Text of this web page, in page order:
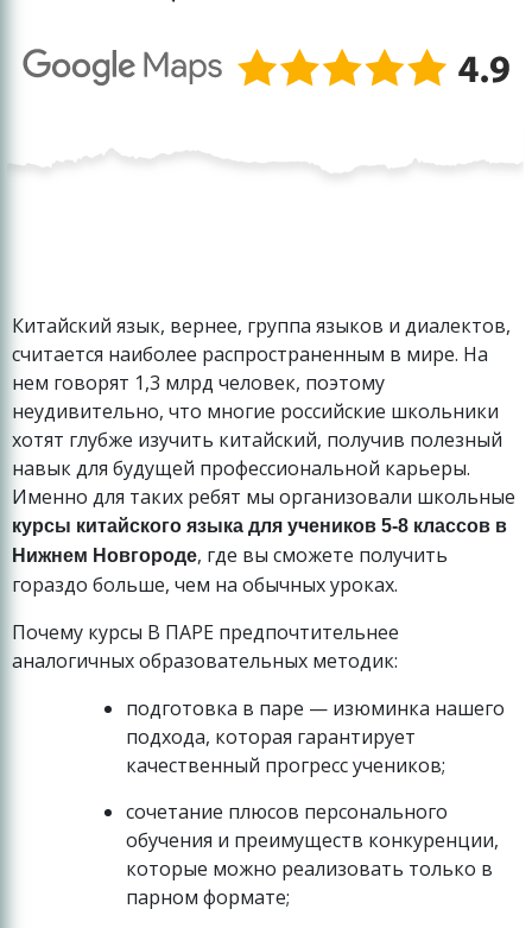
Китайский язык, вернее, группа языков и диалектов,
считается наиболее распространенным в мире. На
нем говорят 1,3 млрд человек, поэтому
неудивительно, что многие российские школьники
хотят глубже изучить китайский, получив полезный
навык для будущей профессиональной карьеры.
Именно для таких ребят мы организовали школьные
курсы китайского языка для учеников 5-8 классов в
Нижнем Новгороде, где вы сможете получить
гораздо больше, чем на обычных уроках.
Почему курсы В ПАРЕ предпочтительнее
аналогичных образовательных методик:
подготовка в паре — изюминка нашего
подхода, которая гарантирует
качественный прогресс учеников;
сочетание плюсов персонального
обучения и преимуществ конкуренции,
которые можно реализовать только в
парном формате;